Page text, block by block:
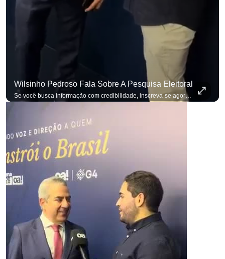
Wilsinho Pedroso Fala Sobre A Pesquisa Eleitoral
Se você busca informação com credibilidade, inscreva-se agora e ative o